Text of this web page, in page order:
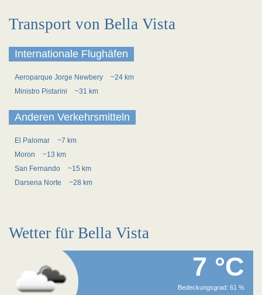
Transport von Bella Vista
Internationale Flughäfen
Aeroparque Jorge Newbery
~24 km
Ministro Pistarini
~31 km
Anderen Verkehrsmitteln
El Palomar
~7 km
Moron
~13 km
San Fernando
~15 km
Darsena Norte
~28 km
Wetter für Bella Vista
7 °C
Bedeckungsgrad: 61 %